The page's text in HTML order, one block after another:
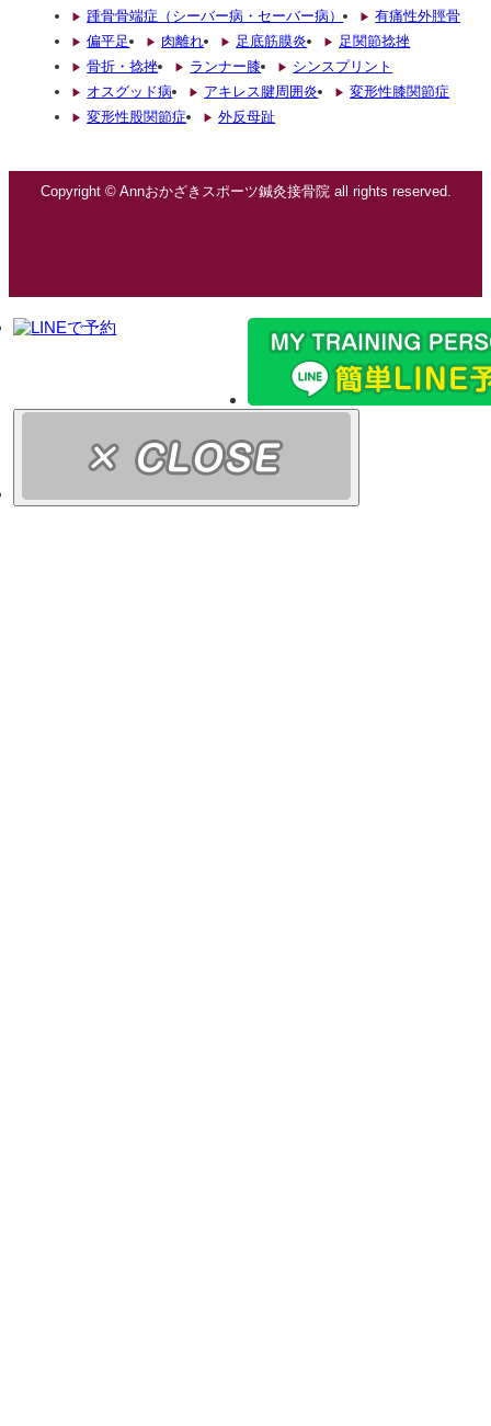
踵骨骨端症（シーバー病・セーバー病）
有痛性外脛骨
偏平足
肉離れ 足底筋膜炎
足関節捻挫
骨折・捻挫
ランナー膝
シンスプリント
オスグッド病
アキレス腱周囲炎
変形性膝関節症
変形性股関節症
外反母趾
Copyright © Annおかざきスポーツ鍼灸接骨院 all rights reserved.